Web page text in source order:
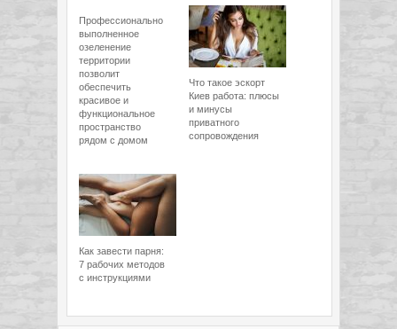
Профессионально
выполненное
озеленение
территории
позволит
обеспечить
красивое и
функциональное
пространство
рядом с домом
Что такое эскорт
Киев работа: плюсы
и минусы
приватного
сопровождения
Как завести парня:
7 рабочих методов
с инструкциями